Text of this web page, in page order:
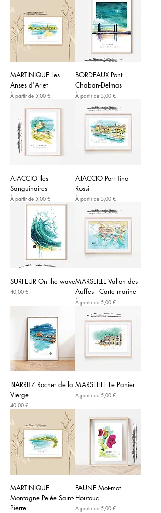
MARTINIQUE Les
Anses d'Arlet
À partir de 5,00 €
Prix promotionnel
BORDEAUX Pont
Chaban-Delmas
À partir de 5,00 €
Prix promotionnel
AJACCIO Iles
Sanguinaires
À partir de 5,00 €
Prix promotionnel
AJACCIO Port Tino
Rossi
À partir de 5,00 €
Prix promotionnel
SURFEUR On the wave
Prix
40,00 €
MARSEILLE Vallon des
Auffes - Carte marine
À partir de 5,00 €
Prix promotionnel
BIARRITZ Rocher de la
Vierge
Prix
40,00 €
MARSEILLE Le Panier
À partir de 5,00 €
Prix promotionnel
MARTINIQUE
Montagne Pelée Saint-
Pierre
FAUNE Mot-mot
Houtouc
À partir de 5,00 €
Prix promotionnel